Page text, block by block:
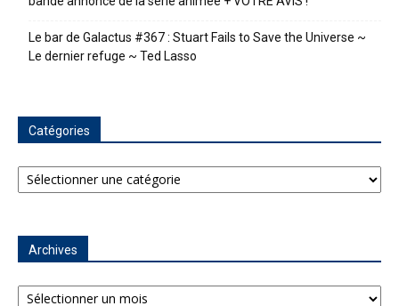
Le bar de Galactus #367 : Stuart Fails to Save the Universe ~
Le dernier refuge ~ Ted Lasso
Catégories
Catégories
Archives
Archives